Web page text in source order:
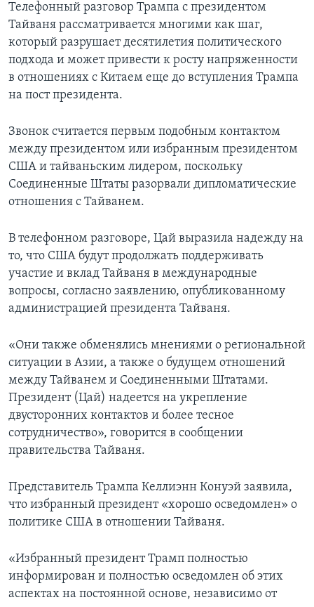
Телефонный разговор Трампа с президентом
Тайваня рассматривается многими как шаг,
который разрушает десятилетия политического
подхода и может привести к росту напряженности
в отношениях с Китаем еще до вступления Трампа
на пост президента.
Звонок считается первым подобным контактом
между президентом или избранным президентом
США и тайваньским лидером, поскольку
Соединенные Штаты разорвали дипломатические
отношения с Тайванем.
В телефонном разговоре, Цай выразила надежду на
то, что США будут продолжать поддерживать
участие и вклад Тайваня в международные
вопросы, согласно заявлению, опубликованному
администрацией президента Тайваня.
«Они также обменялись мнениями о региональной
ситуации в Азии, а также о будущем отношений
между Тайванем и Соединенными Штатами.
Президент (Цай) надеется на укрепление
двусторонних контактов и более тесное
сотрудничество», говорится в сообщении
правительства Тайваня.
Представитель Трампа Келлиэнн Конуэй заявила,
что избранный президент «хорошо осведомлен» о
политике США в отношении Тайваня.
«Избранный президент Трамп полностью
информирован и полностью осведомлен об этих
аспектах на постоянной основе, независимо от